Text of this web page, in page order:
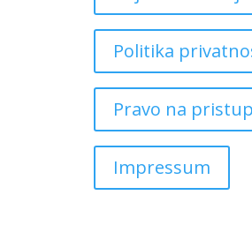
Politika
Pravo na pristup
Impressum